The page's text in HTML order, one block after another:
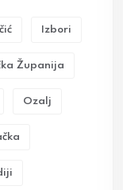
Izbori
Županija
Ozalj